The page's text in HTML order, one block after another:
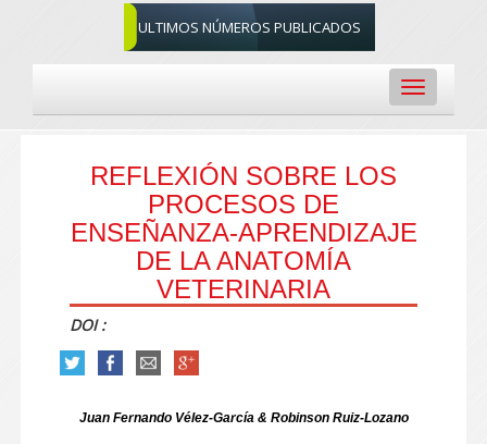
ULTIMOS NÚMEROS PUBLICADOS
Toggle
navigation
REFLEXIÓN SOBRE LOS
PROCESOS DE
ENSEÑANZA-APRENDIZAJE
DE LA ANATOMÍA
VETERINARIA
DOI :
Juan Fernando Vélez-García & Robinson Ruiz-Lozano